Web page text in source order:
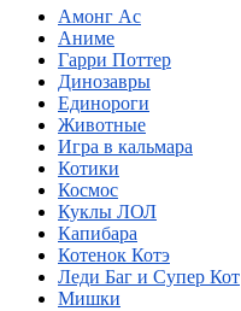
Амонг Ас
Аниме
Гарри Поттер
Динозавры
Единороги
Животные
Игра в кальмара
Котики
Космос
Куклы ЛОЛ
Капибара
Котенок Котэ
Леди Баг и Супер Кот
Мишки